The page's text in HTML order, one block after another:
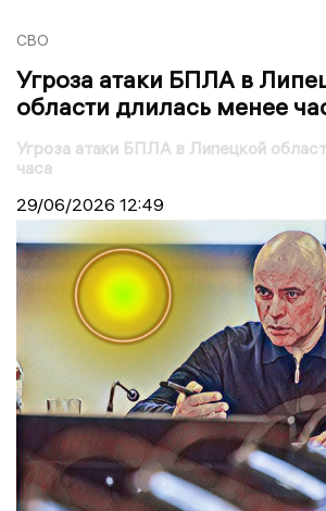
СВО
Угроза атаки БПЛА в
области длилась менее
Угроза атаки БПЛА в Липецкой
часа
29/06/2026 12:49